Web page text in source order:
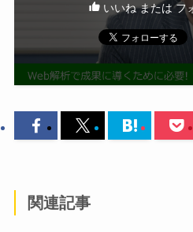
いいね または フ
関連記事